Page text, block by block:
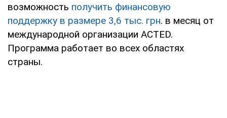
возможность получить финансовую
поддержку в размере 3,6 тыс. грн. в месяц от
международной организации ACTED.
Программа работает во всех областях
страны.